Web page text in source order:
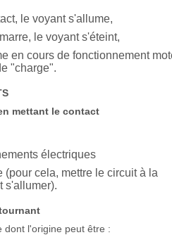
le voyant s'allume,
le voyant s'éteint,
en cours de fonctionnement
"charge".
mettant le contact
électriques
(pour cela, mettre le circuit à la
s'allumer).
dont l'origine peut être :